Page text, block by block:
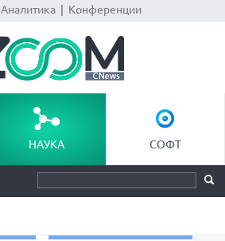
Аналитика| Конференции
НАУКА СОФТ